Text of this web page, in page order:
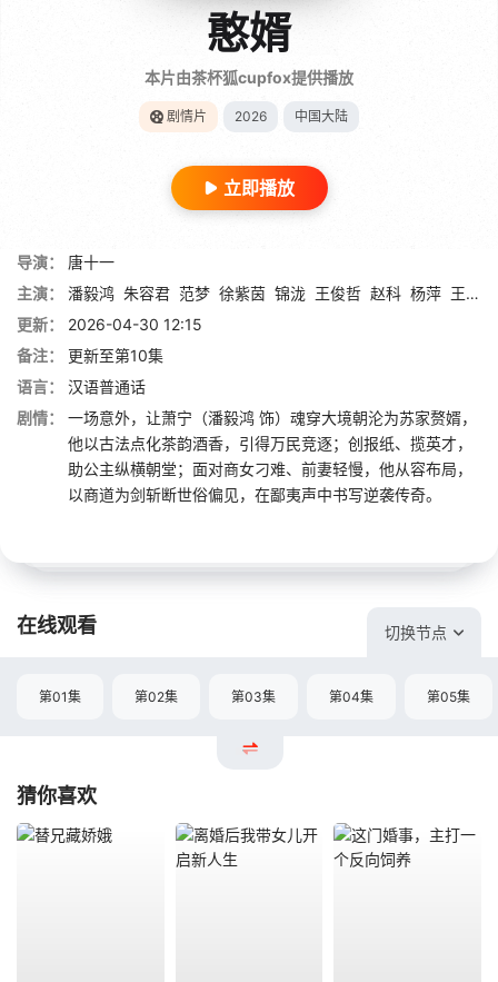
憨婿
本片由茶杯狐cupfox提供播放
剧情片 2026 中国大陆
立即播放
导演：
唐十一
主演：
潘毅鸿 朱容君 范梦 徐紫茵 锦泷 王俊哲 赵科 杨萍 王宏哲
更新：
2026-04-30 12:15
备注：
更新至第10集
语言：
汉语普通话
剧情：
一场意外，让萧宁（潘毅鸿 饰）魂穿大境朝沦为苏家赘婿，
他以古法点化茶韵酒香，引得万民竞逐；创报纸、揽英才，
助公主纵横朝堂；面对商女刁难、前妻轻慢，他从容布局，
以商道为剑斩断世俗偏见，在鄙夷声中书写逆袭传奇。
在线观看 切换节点
第01集 第02集 第03集 第04集 第05集
猜你喜欢